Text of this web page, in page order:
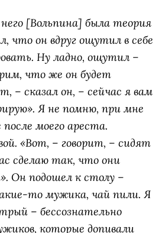
[Вольпина] была теория
что он вдруг ощутил в себе
Ну ладно, ощутил –
что же он будет
– сказал он, – сейчас я вам
Я не помню, при мне
моего ареста.
«Вот, – говорит, – сидят
сделаю так, что они
Он подошел к столу –
то мужика, чай пили. Я
– бессознательно
которые допивали